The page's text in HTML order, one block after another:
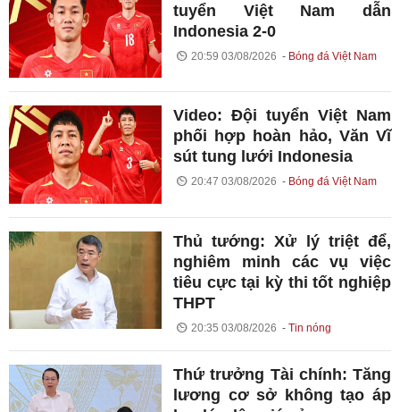
tuyển Việt Nam dẫn
Indonesia 2-0
20:59 03/08/2026 Bóng đá Việt Nam
Video: Đội tuyển Việt Nam
phối hợp hoàn hảo, Văn Vĩ
sút tung lưới Indonesia
20:47 03/08/2026 Bóng đá Việt Nam
Thủ tướng: Xử lý triệt để,
nghiêm minh các vụ việc
tiêu cực tại kỳ thi tốt nghiệp
THPT
20:35 03/08/2026 Tin nóng
Thứ trưởng Tài chính: Tăng
lương cơ sở không tạo áp